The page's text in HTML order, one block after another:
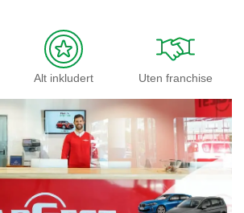
Alt inkludert Uten franchise